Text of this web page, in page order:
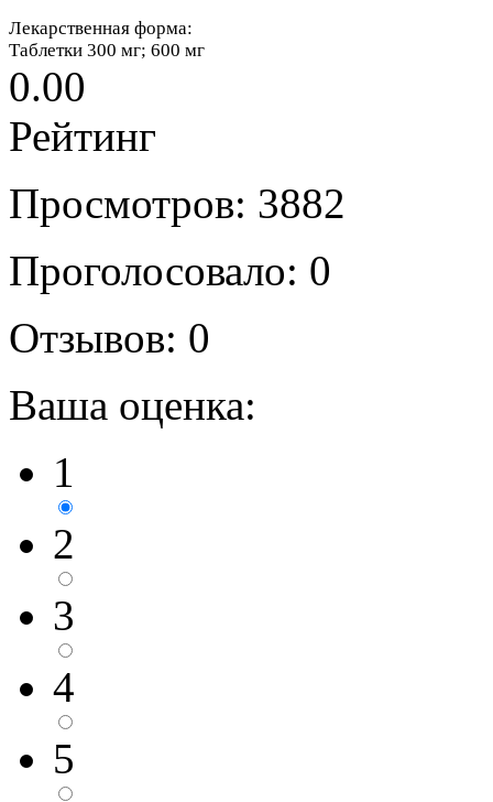
Лекарственная форма:
Таблетки 300 мг; 600 мг
0.00
Рейтинг
Просмотров: 3882
Проголосовало: 0
Отзывов: 0
Ваша оценка:
1
2
3
4
5